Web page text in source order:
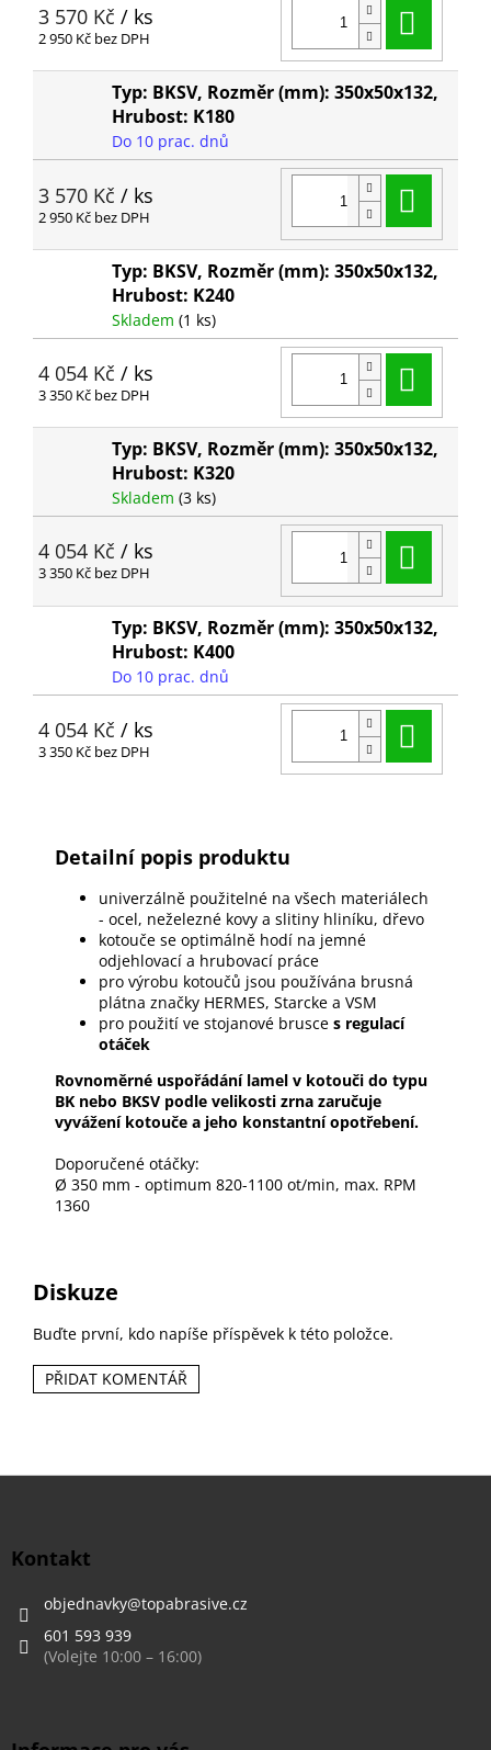
3 570 Kč / ks
2 950 Kč bez DPH
Typ: BKSV, Rozměr (mm): 350x50x132,
Hrubost: K180
Do 10 prac. dnů
3 570 Kč / ks
2 950 Kč bez DPH
Typ: BKSV, Rozměr (mm): 350x50x132,
Hrubost: K240
Skladem (1 ks)
4 054 Kč / ks
3 350 Kč bez DPH
Typ: BKSV, Rozměr (mm): 350x50x132,
Hrubost: K320
Skladem (3 ks)
4 054 Kč / ks
3 350 Kč bez DPH
Typ: BKSV, Rozměr (mm): 350x50x132,
Hrubost: K400
Do 10 prac. dnů
4 054 Kč / ks
3 350 Kč bez DPH
Detailní popis produktu
univerzálně použitelné na všech materiálech
- ocel, neželezné kovy a slitiny hliníku, dřevo
kotouče se optimálně hodí na jemné
odjehlovací a hrubovací práce
pro výrobu kotoučů jsou používána brusná
plátna značky HERMES, Starcke a VSM
pro použití ve stojanové brusce s regulací
otáček
Rovnoměrné uspořádání lamel v kotouči do typu
BK nebo BKSV podle velikosti zrna zaručuje
vyvážení kotouče a jeho konstantní opotřebení.
Doporučené otáčky:
Ø 350 mm - optimum 820-1100 ot/min, max. RPM
1360
Diskuze
Buďte první, kdo napíše příspěvek k této položce.
PŘIDAT KOMENTÁŘ
Z
Kontakt
objednavky@topabrasive.cz
601 593 939